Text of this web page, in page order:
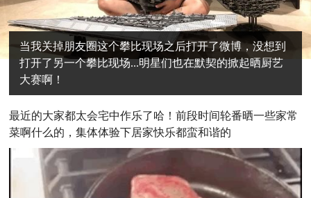
当我关掉朋友圈这个攀比现场之后打开了微博，没想到
打开了另一个攀比现场...明星们也在默契的掀起晒厨艺
大赛啊！
最近的大家都太会宅中作乐了哈！前段时间轮番晒一些家常
菜啊什么的，集体体验下居家快乐都蛮和谐的